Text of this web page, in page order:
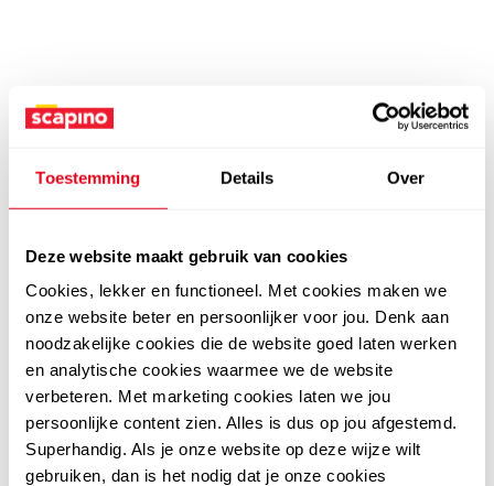
Toestemming Details Over
Deze website maakt gebruik van cookies
Cookies, lekker en functioneel. Met cookies maken we
onze website beter en persoonlijker voor jou. Denk aan
noodzakelijke cookies die de website goed laten werken
en analytische cookies waarmee we de website
verbeteren. Met marketing cookies laten we jou
persoonlijke content zien. Alles is dus op jou afgestemd.
Superhandig. Als je onze website op deze wijze wilt
gebruiken, dan is het nodig dat je onze cookies